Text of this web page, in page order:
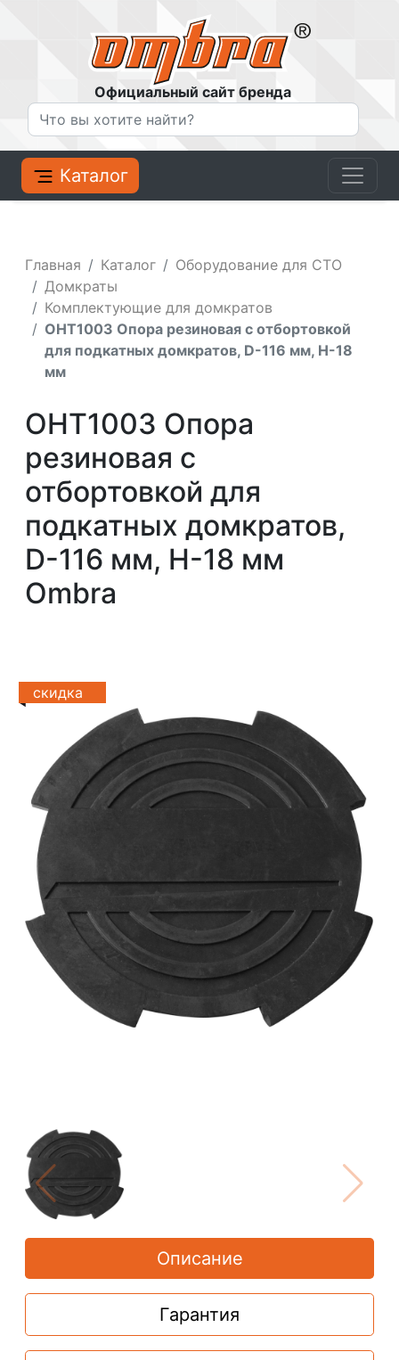
Официальный сайт бренда
Каталог
Главная Каталог
Оборудование для СТО
Домкраты
Комплектующие для домкратов
OHT1003 Опора резиновая с отбортовкой
для подкатных домкратов, D-116 мм, Н-18
мм
OHT1003 Опора
резиновая с
отбортовкой для
подкатных домкратов,
D-116 мм, Н-18 мм
Ombra
скидка
Описание
Гарантия